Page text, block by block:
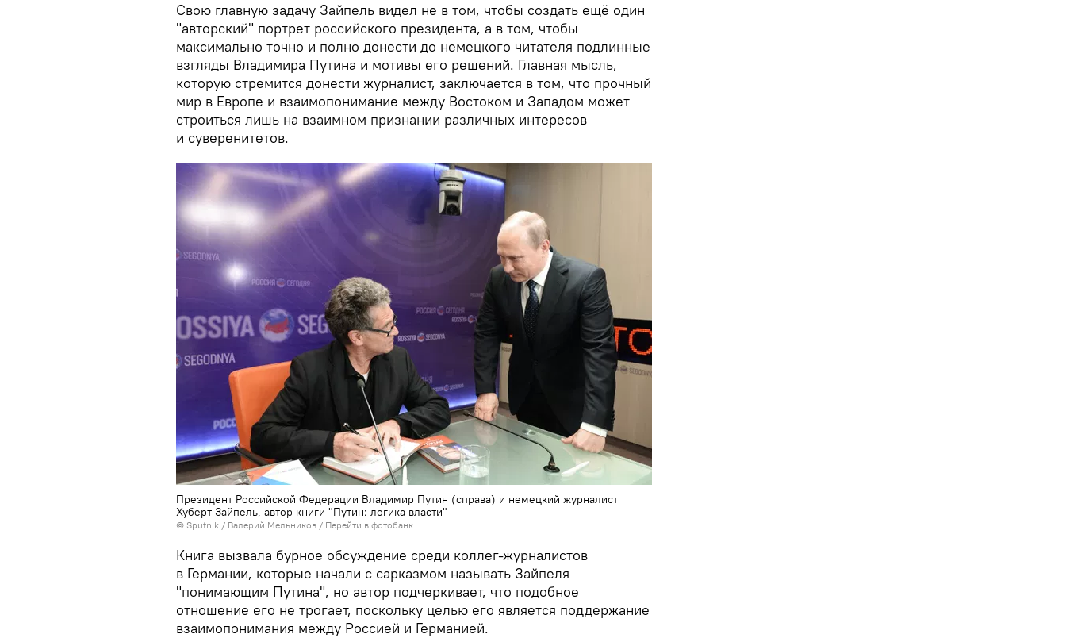
Свою главную задачу Зайпель видел не в том, чтобы создать ещё один
"авторский" портрет российского президента, а в том, чтобы
максимально точно и полно донести до немецкого читателя подлинные
взгляды Владимира Путина и мотивы его решений. Главная мысль,
которую стремится донести журналист, заключается в том, что прочный
мир в Европе и взаимопонимание между Востоком и Западом может
строиться лишь на взаимном признании различных интересов
и суверенитетов.
Президент Российской Федерации Владимир Путин (справа) и немецкий журналист
Хуберт Зайпель, автор книги "Путин: логика власти"
© Sputnik / Валерий Мельников / Перейти в фотобанк
Книга вызвала бурное обсуждение среди коллег-журналистов
в Германии, которые начали с сарказмом называть Зайпеля
"понимающим Путина", но автор подчеркивает, что подобное
отношение его не трогает, поскольку целью его является поддержание
взаимопонимания между Россией и Германией.